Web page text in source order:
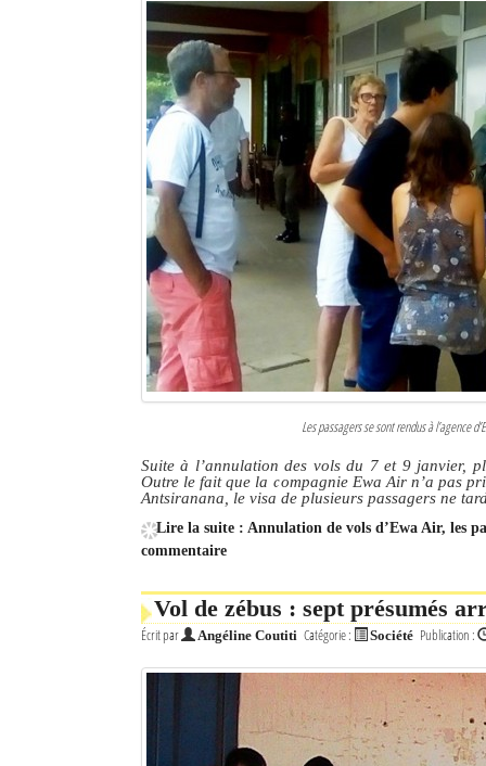
L'actualité du tourisme
Sites touristiques
Diego Suarez Pratique
Les Petites Annonces
La Tribune de Diego en PDF
Identifiant oublié ?
Les passagers se sont rendus à l’agence
Suite à l’annulation des vols du 7 et 9 janvier,
Outre le fait que la compagnie Ewa Air n’a pas
Antsiranana, le visa de plusieurs passagers ne
Lire la suite : Annulation de vols d’Ewa Air, les
commentaire
Vol de zébus : sept présumés
Écrit par Angéline Coutiti Catégorie : Société Publication :